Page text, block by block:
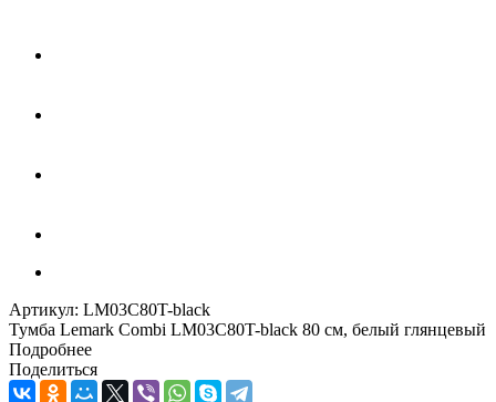
Артикул: LM03C80T-black
Тумба Lemark Combi LM03C80T-black 80 см, белый глянцевый
Подробнее
Поделиться